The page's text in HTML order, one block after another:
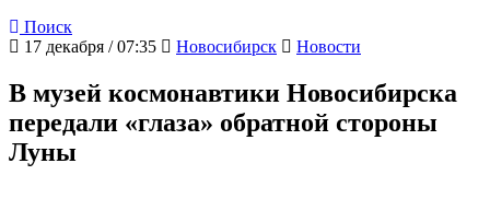
Поиск
17 декабря / 07:35
Новосибирск Новости
В музей космонавтики Новосибирска
передали «глаза» обратной стороны
Луны